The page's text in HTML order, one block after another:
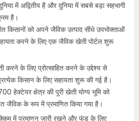
में अद्वितीय है और दुनिया में सबसे बड़ा सहभागी
है।
किसानों को अपने जैविक उत्पाद सीधे उपभोक्ताओं
करने के लिए एक जैविक खेती पोर्टल शुरू
करने के लिए प्रोत्साहित करने के उद्देश्‍य से
किसान के लिए सहायता शुरू की गई है।
हेक्टेयर क्षेत्र की पूरी खेती योग्य भूमि को
जैविक के रूप में प्रमाणित किया गया है।
में प्रमाणन जारी रखने और फंड के लिए